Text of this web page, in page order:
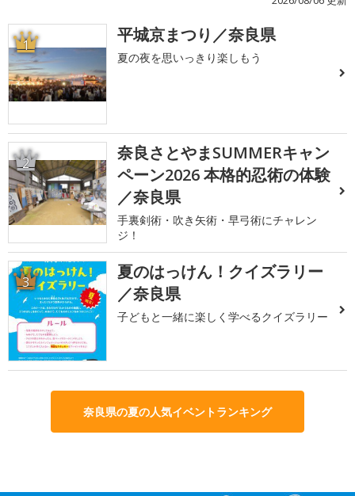
1 平城京まつり／奈良県
夏の夜を思いっきり楽しもう
2
奈良さとやまSUMMERキャン
ペーン2026 本格的忍術の体験
／奈良県
手裏剣術・吹き矢術・早弓術にチャレン
ジ！
3
夏のはっけん！クイズラリー
／奈良県
子どもと一緒に楽しく学べるクイズラリー
奈良県の夏の人気イベントランキング